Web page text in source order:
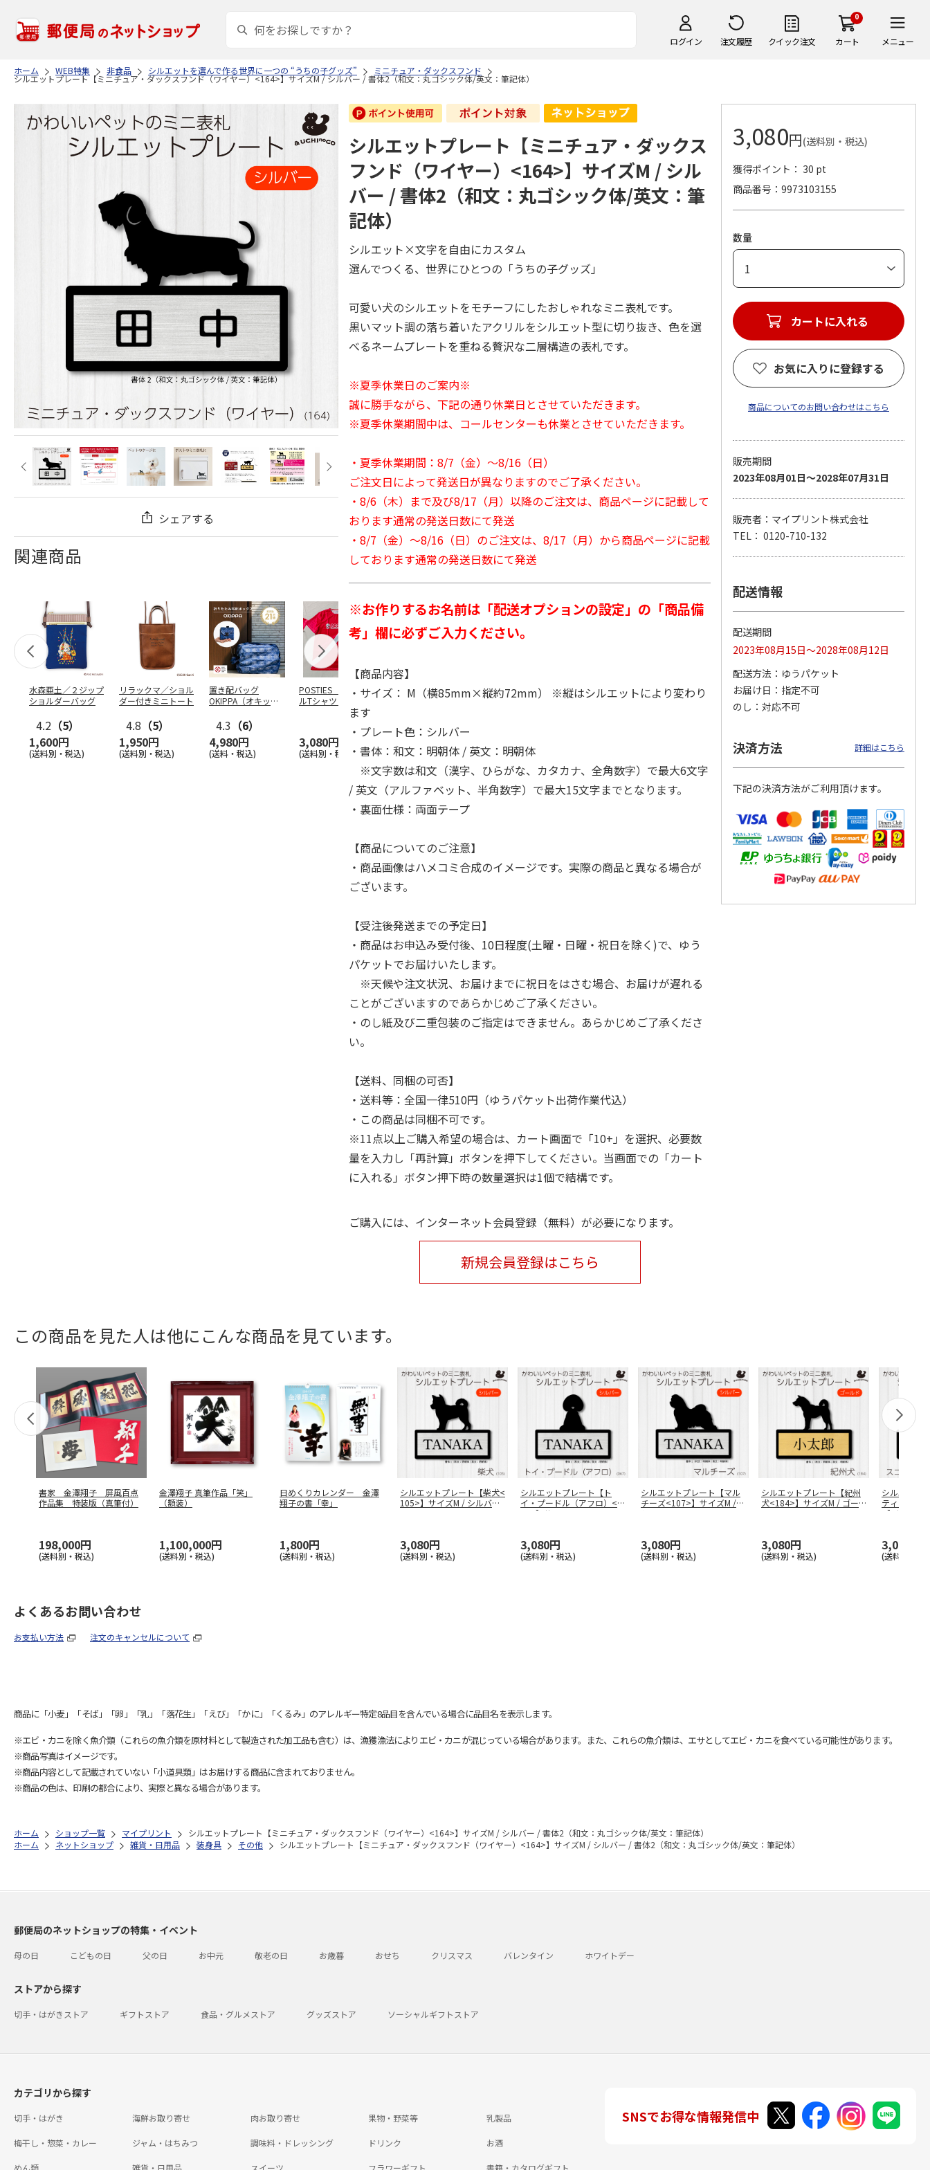
ログイン 注文履歴 クイック注文
0
カート メニュー
ホーム WEB特集 非食品 シルエットを選んで作る世界に一つの “うちの子グッズ” ミニチュア・ダックスフンド
シルエットプレート【ミニチュア・ダックスフンド（ワイヤー）<164>】サイズM / シルバー / 書体2（和文：丸ゴシック体/英文：筆記体）
シェアする
関連商品
水森亜土／２ジップ
ショルダーバッグ
4.2 （5）
1,600円
(送料別・税込)
リラックマ／ショル
ダー付きミニトート
4.8 （5）
1,950円
(送料別・税込)
置き配バッグ
OKIPPA（オキッ
4.3 （6）
4,980円
(送料・税込)
POSTIES オリジナ
ルTシャツ Sサイズ
3,080円
(送料別・税込)
アニメ『ジョジョの
奇妙な冒険 黄金の
5.0（3）
4,939円
(送料別・税込)
コジコジ／ショルダ
ー付きバッグ
1,760円
(送料別・税込)
アニメ『ジョジョの
奇妙な冒険 黄金の
『ジョジョの奇妙な
冒険 スターダスト
『ジョジョの奇妙な
冒険 スターダスト
クルセイダース』
3,300円
(送料別・税込)
4,840円
(送料別・税込)
シルエットプレート【ミニチュア・ダックス
フンド（ワイヤー）<164>】サイズM / シル
バー / 書体2（和文：丸ゴシック体/英文：筆
記体）
シルエット×文字を自由にカスタム
選んでつくる、世界にひとつの「うちの子グッズ」
可愛い犬のシルエットをモチーフにしたおしゃれなミニ表札です。
黒いマット調の落ち着いたアクリルをシルエット型に切り抜き、色を選
べるネームプレートを重ねる贅沢な二層構造の表札です。
※夏季休業日のご案内※
誠に勝手ながら、下記の通り休業日とさせていただきます。
※夏季休業期間中は、コールセンターも休業とさせていただきます。
・夏季休業期間：8/7（金）～8/16（日）
ご注文日によって発送日が異なりますのでご了承ください。
・8/6（木）まで及び8/17（月）以降のご注文は、商品ページに記載して
おります通常の発送日数にて発送
・8/7（金）～8/16（日）のご注文は、8/17（月）から商品ページに記載
しております通常の発送日数にて発送
※お作りするお名前は「配送オプションの設定」の「商品備
考」欄に必ずご入力ください。
【商品内容】
・サイズ： M（横85mm×縦約72mm） ※縦はシルエットにより変わり
ます
・プレート色：シルバー
・書体：和文：明朝体 / 英文：明朝体
※文字数は和文（漢字、ひらがな、カタカナ、全角数字）で最大6文字
/ 英文（アルファベット、半角数字）で最大15文字までとなります。
・裏面仕様：両面テープ
【商品についてのご注意】
・商品画像はハメコミ合成のイメージです。実際の商品と異なる場合が
ございます。
【受注後発送までの予定日】
・商品はお申込み受付後、10日程度(土曜・日曜・祝日を除く)で、ゆう
パケットでお届けいたします。
※天候や注文状況、お届けまでに祝日をはさむ場合、お届けが遅れる
ことがございますのであらかじめご了承ください。
・のし紙及び二重包装のご指定はできません。あらかじめご了承くださ
い。
【送料、同梱の可否】
・送料等：全国一律510円（ゆうパケット出荷作業代込）
・この商品は同梱不可です。
※11点以上ご購入希望の場合は、カート画面で「10+」を選択、必要数
量を入力し「再計算」ボタンを押下してください。当画面での「カート
に入れる」ボタン押下時の数量選択は1個で結構です。
ご購入には、インターネット会員登録（無料）が必要になります。
新規会員登録はこちら
3,080円(送料別・税込)
獲得ポイント： 30 pt
商品番号
9973103155
数量
カートに入れる
お気に入りに登録する
商品についてのお問い合わせはこちら
販売期間
2023年08月01日～2028年07月31日
販売者：マイプリント株式会社
TEL： 0120-710-132
配送情報
配送期間
2023年08月15日～2028年08月12日
配送方法
ゆうパケット
お届け日
指定不可
のし
対応不可
決済方法 詳細はこちら
下記の決済方法がご利用頂けます。
この商品を見た人は他にこんな商品を見ています。
書家 金澤翔子 屏風百点
作品集 特装版（真筆付）
198,000円
(送料別・税込)
金澤翔子 真筆作品「笑」
（額装）
1,100,000円
(送料別・税込)
日めくりカレンダー 金澤
翔子の書「幸」
1,800円
(送料別・税込)
シルエットプレート【柴犬<
105>】サイズM / シルバー
3,080円
(送料別・税込)
シルエットプレート【ト
イ・プードル（アフロ）<0
67>】サ
3,080円
(送料別・税込)
シルエットプレート【マル
チーズ<107>】サイズM /
3,080円
(送料別・税込)
シルエットプレート【紀州
犬<184>】サイズM / ゴー
3,080円
(送料別・税込)
シルエット
ティッシュ
>】サ
3,080円
(送料別・税
よくあるお問い合わせ
お支払い方法 注文のキャンセルについて
商品に「小麦」「そば」「卵」「乳」「落花生」「えび」「かに」「くるみ」のアレルギー特定8品目を含んでいる場合に品目名を表示します。
※エビ・カニを除く魚介類（これらの魚介類を原材料として製造された加工品も含む）は、漁獲漁法によりエビ・カニが混じっている場合があります。また、これらの魚介類は、エサとしてエビ・カニを食べている可能性があります。
※商品写真はイメージです。
※商品内容として記載されていない「小道具類」はお届けする商品に含まれておりません。
※商品の色は、印刷の都合により、実際と異なる場合があります。
ホーム ショップ一覧 マイプリント
シルエットプレート【ミニチュア・ダックスフンド（ワイヤー）<164>】サイズM / シルバー / 書体2（和文：丸ゴシック体/英文：筆記体）
ホーム
ネットショップ 雑貨・日用品 装身具 その他 シルエットプレート【ミニチュア・ダックスフンド（ワイヤー）<164>】サイズM / シルバー / 書体2（和文：丸ゴシック体/英文：筆記体）
郵便局のネットショップの特集・イベント
母の日 こどもの日 父の日 お中元 敬老の日 お歳暮 おせち クリスマス バレンタイン ホワイトデー
ストアから探す
切手・はがきストア ギフトストア 食品・グルメストア グッズストア ソーシャルギフトストア
カテゴリから探す
切手・はがき 海鮮お取り寄せ 肉お取り寄せ 果物・野菜等 乳製品
梅干し・惣菜・カレー ジャム・はちみつ 調味料・ドレッシング ドリンク お酒
めん類 雑貨・日用品 スイーツ フラワーギフト 書籍・カタログギフト
SNSでお得な情報発信中